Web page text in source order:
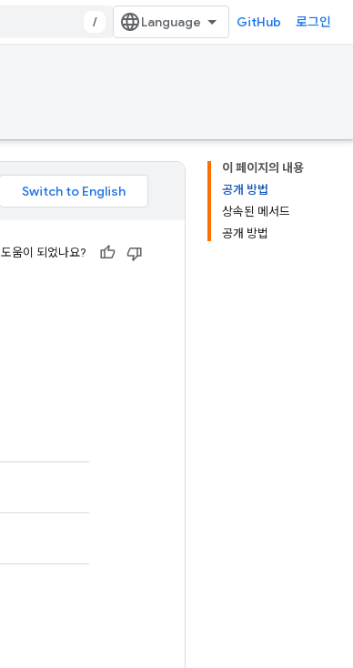
/ GitHub 로그인
이 페이지의 내용
공개 방법
상속된 메서드
공개 방법
도움이 되었나요?